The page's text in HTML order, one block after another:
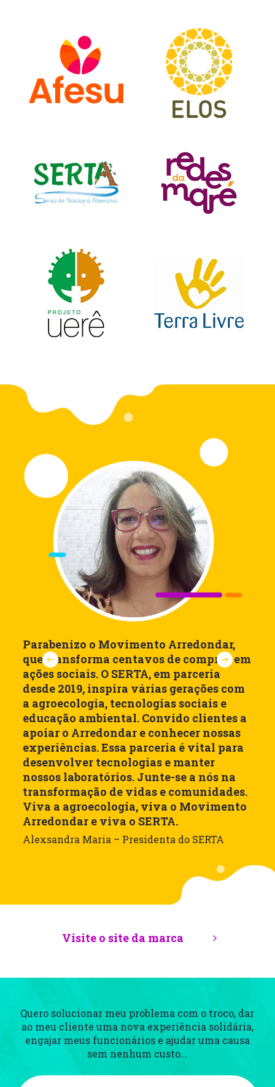
Parabenizo o Movimento Arredondar,
que transforma centavos de compras em
ações sociais. O SERTA, em parceria
desde 2019, inspira várias gerações com
a agroecologia, tecnologias sociais e
educação ambiental. Convido clientes a
apoiar o Arredondar e conhecer nossas
experiências. Essa parceria é vital para
desenvolver tecnologias e manter
nossos laboratórios. Junte-se a nós na
transformação de vidas e comunidades.
Viva a agroecologia, viva o Movimento
Arredondar e viva o SERTA.
Alexsandra Maria – Presidenta do SERTA
Visite o site da marca
Quero solucionar meu problema com o troco, dar
ao meu cliente uma nova experiência solidária,
engajar meus funcionários e ajudar uma causa
sem nenhum custo…